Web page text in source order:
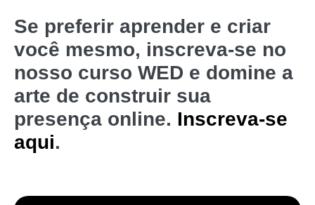
Se preferir aprender e criar
você mesmo, inscreva-se no
nosso curso WED e domine a
arte de construir sua
presença online. Inscreva-se
aqui.